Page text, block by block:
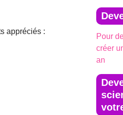
appréciés :
Pour
créer
an